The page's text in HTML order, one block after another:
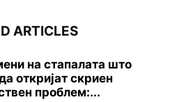
ARTICLES
на стапалата што
откријат скриен
проблем:...